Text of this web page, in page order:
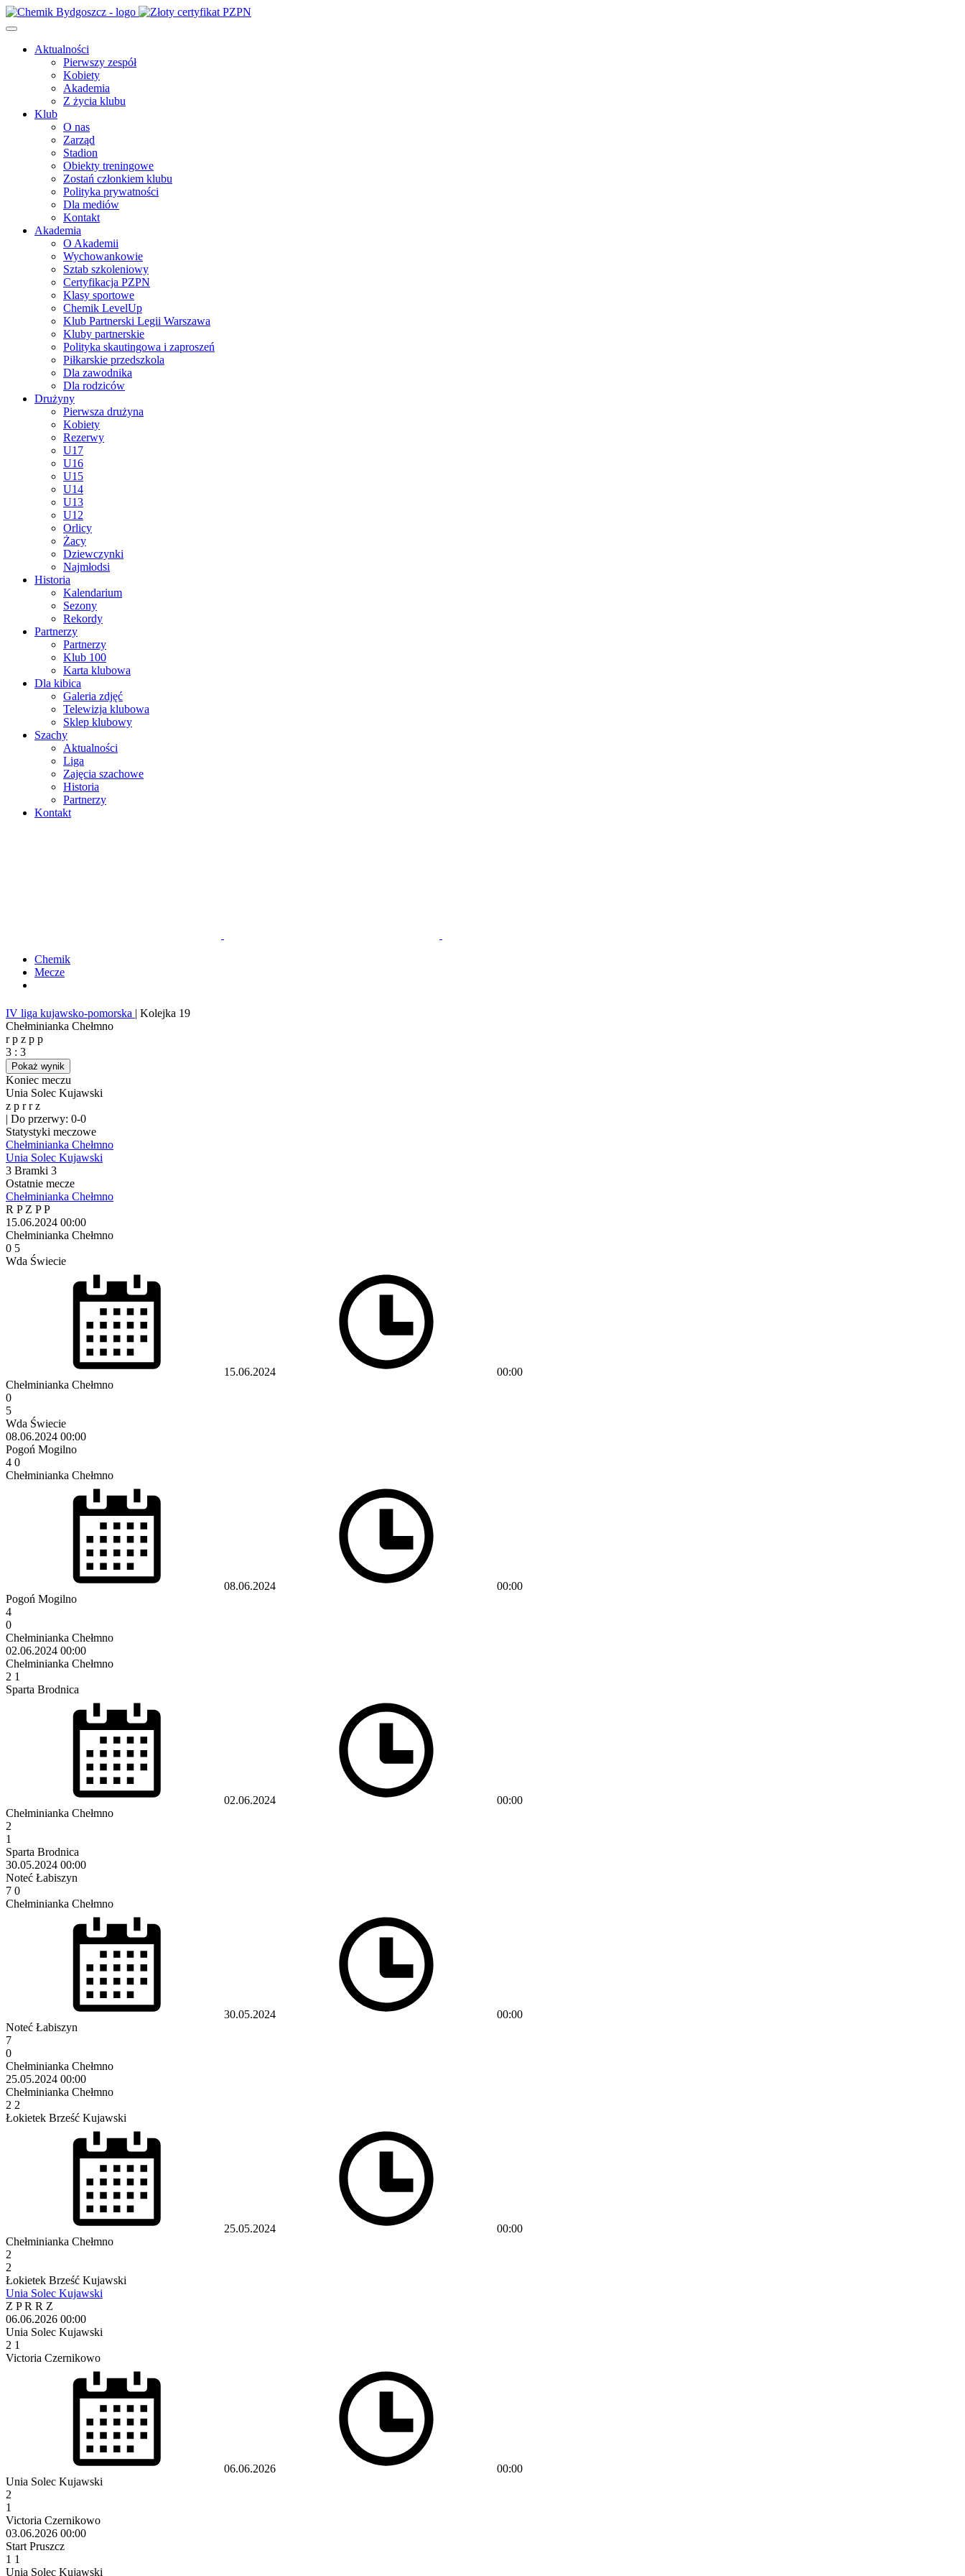
Aktualności
Pierwszy zespół
Kobiety
Akademia
Z życia klubu
Klub
O nas
Zarząd
Stadion
Obiekty treningowe
Zostań członkiem klubu
Polityka prywatności
Dla mediów
Kontakt
Akademia
O Akademii
Wychowankowie
Sztab szkoleniowy
Certyfikacja PZPN
Klasy sportowe
Chemik LevelUp
Klub Partnerski Legii Warszawa
Kluby partnerskie
Polityka skautingowa i zaproszeń
Piłkarskie przedszkola
Dla zawodnika
Dla rodziców
Drużyny
Pierwsza drużyna
Kobiety
Rezerwy
U17
U16
U15
U14
U13
U12
Orlicy
Żacy
Dziewczynki
Najmłodsi
Historia
Kalendarium
Sezony
Rekordy
Partnerzy
Partnerzy
Klub 100
Karta klubowa
Dla kibica
Galeria zdjęć
Telewizja klubowa
Sklep klubowy
Szachy
Aktualności
Liga
Zajęcia szachowe
Historia
Partnerzy
Kontakt
Chemik
Mecze
IV liga kujawsko-pomorska | Kolejka 19
Chełminianka Chełmno
rp z p p
3 : 3
Pokaż wynik
Koniec meczu
Unia Solec Kujawski
z p rrz
| Do przerwy: 0-0
Statystyki meczowe
Chełminianka Chełmno
Unia Solec Kujawski
3 Bramki 3
Ostatnie mecze
Chełminianka Chełmno
R PZ PP
15.06.2024 00:00
Chełminianka Chełmno
0 5
Wda Świecie
15.06.2024
00:00
Chełminianka Chełmno
0
5
Wda Świecie
08.06.2024 00:00
Pogoń Mogilno
4 0
Chełminianka Chełmno
08.06.2024
00:00
Pogoń Mogilno
4
0
Chełminianka Chełmno
02.06.2024 00:00
Chełminianka Chełmno
2 1
Sparta Brodnica
02.06.2024
00:00
Chełminianka Chełmno
2
1
Sparta Brodnica
30.05.2024 00:00
Noteć Łabiszyn
7 0
Chełminianka Chełmno
30.05.2024
00:00
Noteć Łabiszyn
7
0
Chełminianka Chełmno
25.05.2024 00:00
Chełminianka Chełmno
2 2
Łokietek Brześć Kujawski
25.05.2024
00:00
Chełminianka Chełmno
2
2
Łokietek Brześć Kujawski
Unia Solec Kujawski
Z PR R Z
06.06.2026 00:00
Unia Solec Kujawski
2 1
Victoria Czernikowo
06.06.2026
00:00
Unia Solec Kujawski
2
1
Victoria Czernikowo
03.06.2026 00:00
Start Pruszcz
1 1
Unia Solec Kujawski